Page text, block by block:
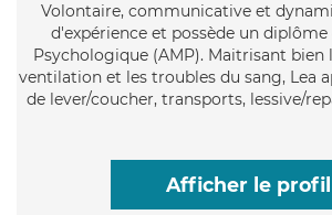
Volontaire, communicative et
d'expérience et possède un
Psychologique (AMP). Maitrisant
ventilation et les troubles du sang, Lea
de lever/coucher, transports, lessive/
Afficher le profil